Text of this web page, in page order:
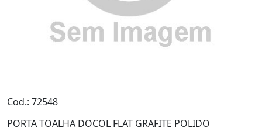
Cod.: 72548
PORTA TOALHA DOCOL FLAT GRAFITE POLIDO